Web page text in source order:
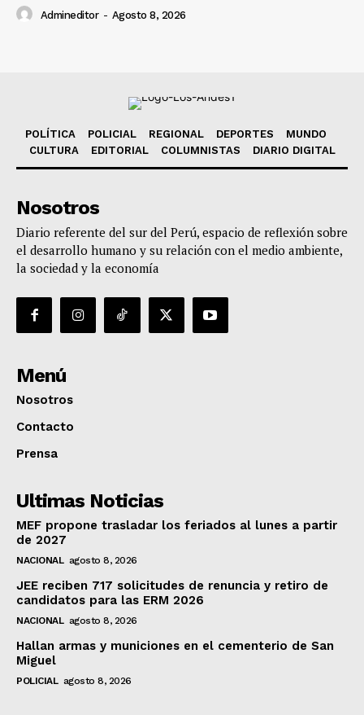
Admineditor - Agosto 8, 2026
POLÍTICA POLICIAL REGIONAL DEPORTES
MUNDO
CULTURA
EDITORIAL COLUMNISTAS DIARIO DIGITAL
Nosotros
Diario referente del sur del Perú, espacio de reflexión sobre
el desarrollo humano y su relación con el medio ambiente,
la sociedad y la economía
Menú
Nosotros
Contacto
Prensa
Ultimas Noticias
MEF propone trasladar los feriados al lunes a partir
de 2027
NACIONAL agosto 8, 2026
JEE reciben 717 solicitudes de renuncia y retiro de
candidatos para las ERM 2026
NACIONAL agosto 8, 2026
Hallan armas y municiones en el cementerio de San
Miguel
POLICIAL agosto 8, 2026